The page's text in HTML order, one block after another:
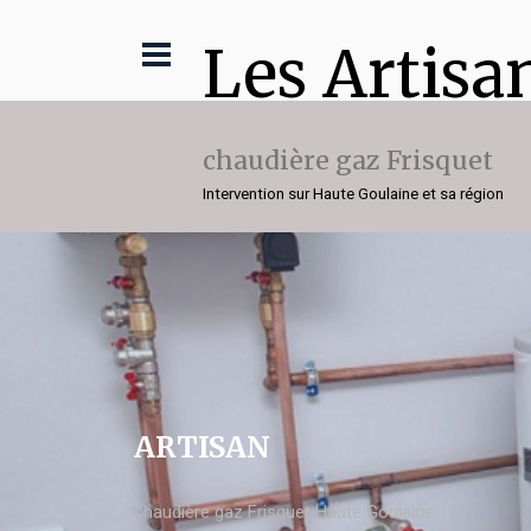
Les
chaudière gaz Frisquet
Intervention sur Haute Goulaine et sa région
ARTISAN
chaudière gaz Frisquet Haute Goulaine